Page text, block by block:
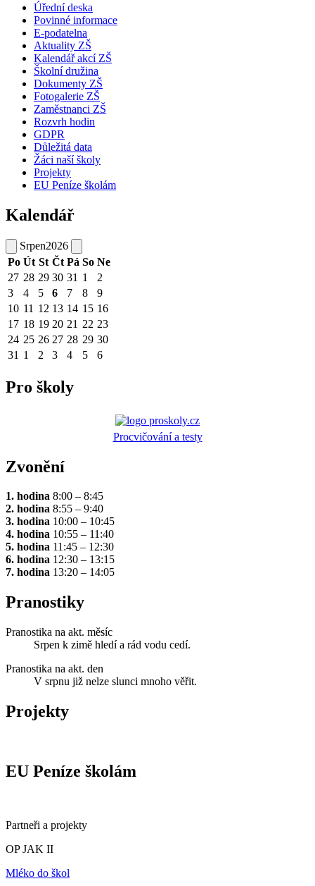
Úřední deska
Povinné informace
E-podatelna
Aktuality ZŠ
Kalendář akcí ZŠ
Školní družina
Dokumenty ZŠ
Fotogalerie ZŠ
Zaměstnanci ZŠ
Rozvrh hodin
GDPR
Důležitá data
Žáci naší školy
Projekty
EU Peníze školám
Kalendář
Srpen2026
Po Út St Čt Pá So Ne
27 28 29 30 31 1
2
3
4 5 6 7 8
9
10 11 12 13 14 15 16
17 18 19 20 21 22 23
24 25 26 27 28 29 30
31 1 2 3 4 5 6
Pro školy
Procvičování a testy
Zvonění
1. hodina 8:00 – 8:45
2. hodina 8:55 – 9:40
3. hodina 10:00 – 10:45
4. hodina 10:55 – 11:40
5. hodina 11:45 – 12:30
6. hodina 12:30 – 13:15
7. hodina 13:20 – 14:05
Pranostiky
Pranostika na akt. měsíc
Srpen k zimě hledí a rád vodu cedí.
Pranostika na akt. den
V srpnu již nelze slunci mnoho věřit.
Projekty
EU Peníze školám
Partneři a projekty
OP JAK II
Mléko do škol